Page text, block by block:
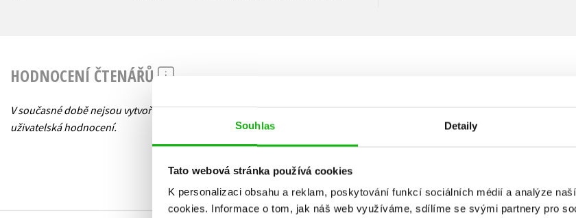
Souhlas Detaily
Tato webová stránka používá cookies
K personalizaci obsahu a reklam, poskytování funkcí sociálních médií a analýze
cookies. Informace o tom, jak náš web využíváme, sdílíme se svými partnery pro
HODNOCENÍ ČTENÁŘŮ
V současné době nejsou vytvořena žádná
uživatelská hodnocení.
Uživatelskou recenzi mohou vkládat pouze